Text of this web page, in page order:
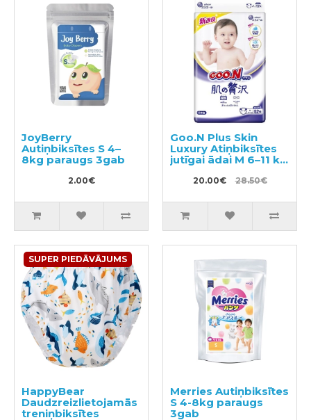
JoyBerry
Autiņbiksītes S 4–
8kg paraugs 3gab
2.00€
Goo.N Plus Skin
Luxury Atiņbiksītes
jutīgai ādai M 6–11 kg
20.00€ 28.50€
SUPER PIEDĀVĀJUMS
HappyBear
Daudzreizlietojamās
treniņbiksītes
Merries Autiņbiksītes
S 4-8kg paraugs
3gab